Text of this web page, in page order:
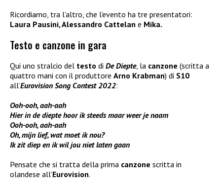
Ricordiamo, tra l’altro, che l’evento ha tre presentatori:
Laura Pausini, Alessandro Cattelan e Mika.
Testo e canzone in gara
Qui uno stralcio del testo di De Diepte, la canzone (scritta a
quattro mani con il produttore Arno Krabman) di S10
all’Eurovision Song Contest 2022:
Ooh-ooh, aah-aah
Hier in de diepte hoor ik steeds maar weer je naam
Ooh-ooh, aah-aah
Oh, mijn lief, wat moet ik nou?
Ik zit diep en ik wil jou niet laten gaan
Pensate che si tratta della prima canzone scritta in
olandese all’Eurovision.